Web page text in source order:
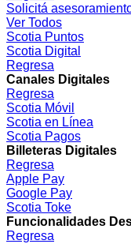
Solicitá
Ver Todos
Scotia Puntos
Scotia Digital
Regresa
Canales Digitales
Regresa
Scotia Móvil
Scotia en Línea
Scotia Pagos
Billeteras Digitales
Regresa
Apple Pay
Google Pay
Scotia Toke
Funcionalidades
Regresa